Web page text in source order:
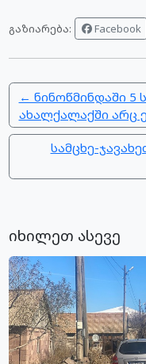
გაზიარება: Facebook
← ნინოწმინდაში 5
ახალქალაქში არც
სამცხე-
იხილეთ ასევე